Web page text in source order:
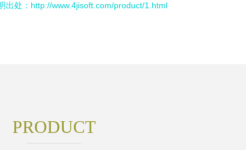
出处：http://www.4jisoft.com/product/1.html
PRODUCT